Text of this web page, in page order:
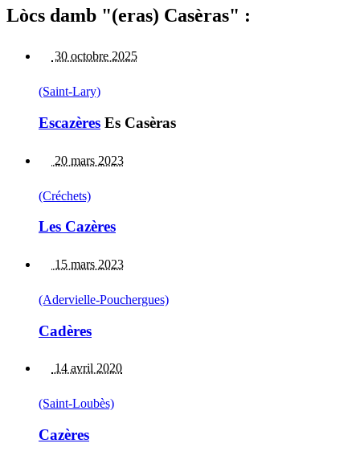
Lòcs damb "(eras) Casèras" :
30 octobre 2025
(Saint-Lary)
Escazères Es Casèras
20 mars 2023
(Créchets)
Les Cazères
15 mars 2023
(Adervielle-Pouchergues)
Cadères
14 avril 2020
(Saint-Loubès)
Cazères